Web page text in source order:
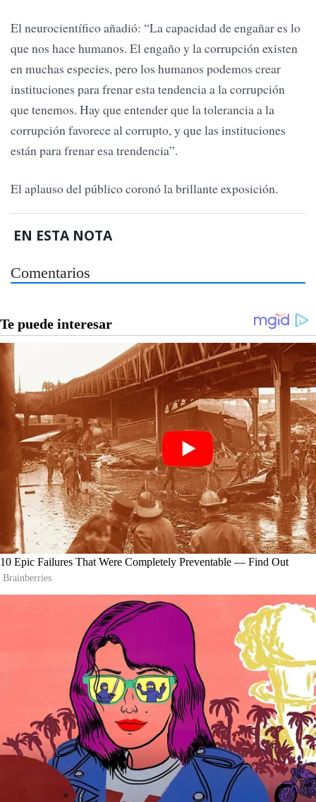
El neurocientífico añadió: “La capacidad de engañar es lo
que nos hace humanos. El engaño y la corrupción existen
en muchas especies, pero los humanos podemos crear
instituciones para frenar esta tendencia a la corrupción
que tenemos. Hay que entender que la tolerancia a la
corrupción favorece al corrupto, y que las instituciones
están para frenar esa trendencia”.
El aplauso del público coronó la brillante exposición.
EN ESTA NOTA
Comentarios